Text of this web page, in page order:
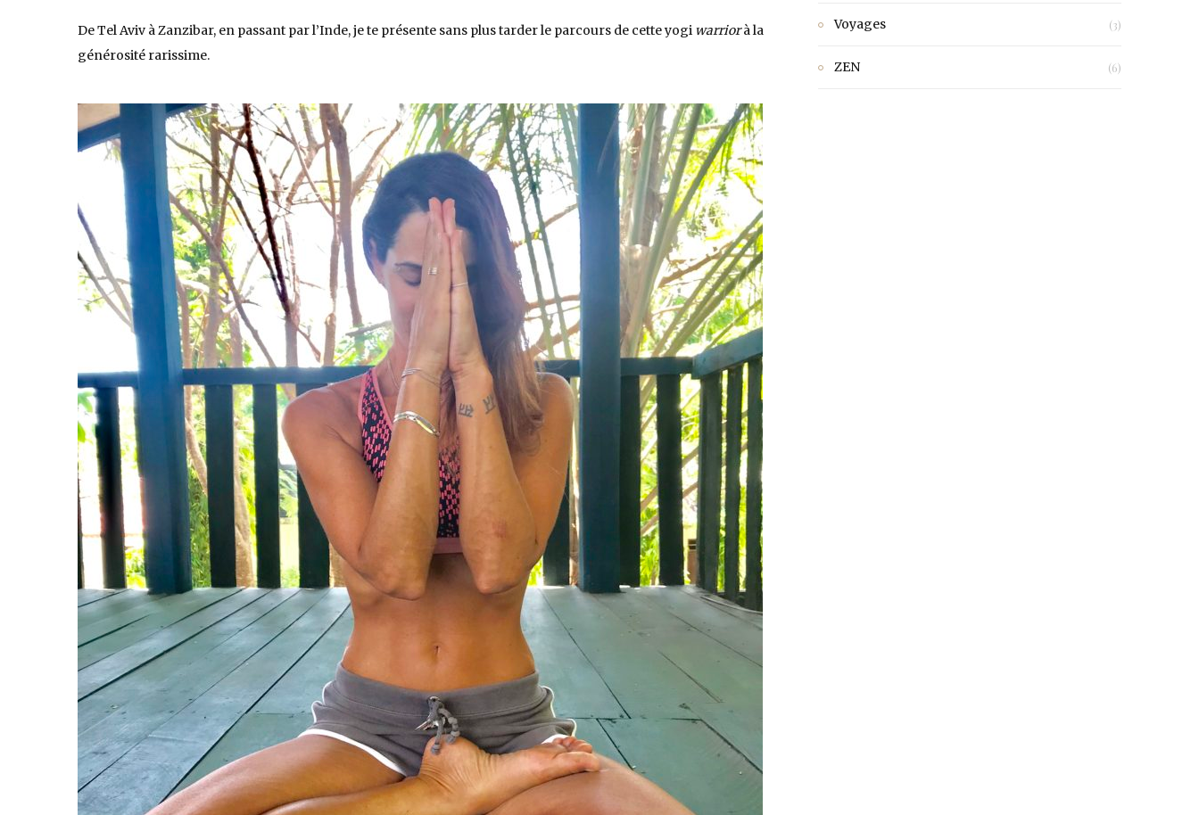
De Tel Aviv à Zanzibar, en passant par l’Inde, je te présente sans plus tarder le parcours de cette yogi warriorà la
générosité rarissime.
Voyages (3)
ZEN (6)